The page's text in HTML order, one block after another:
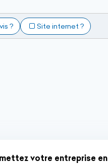
? Site internet ?
votre entreprise en